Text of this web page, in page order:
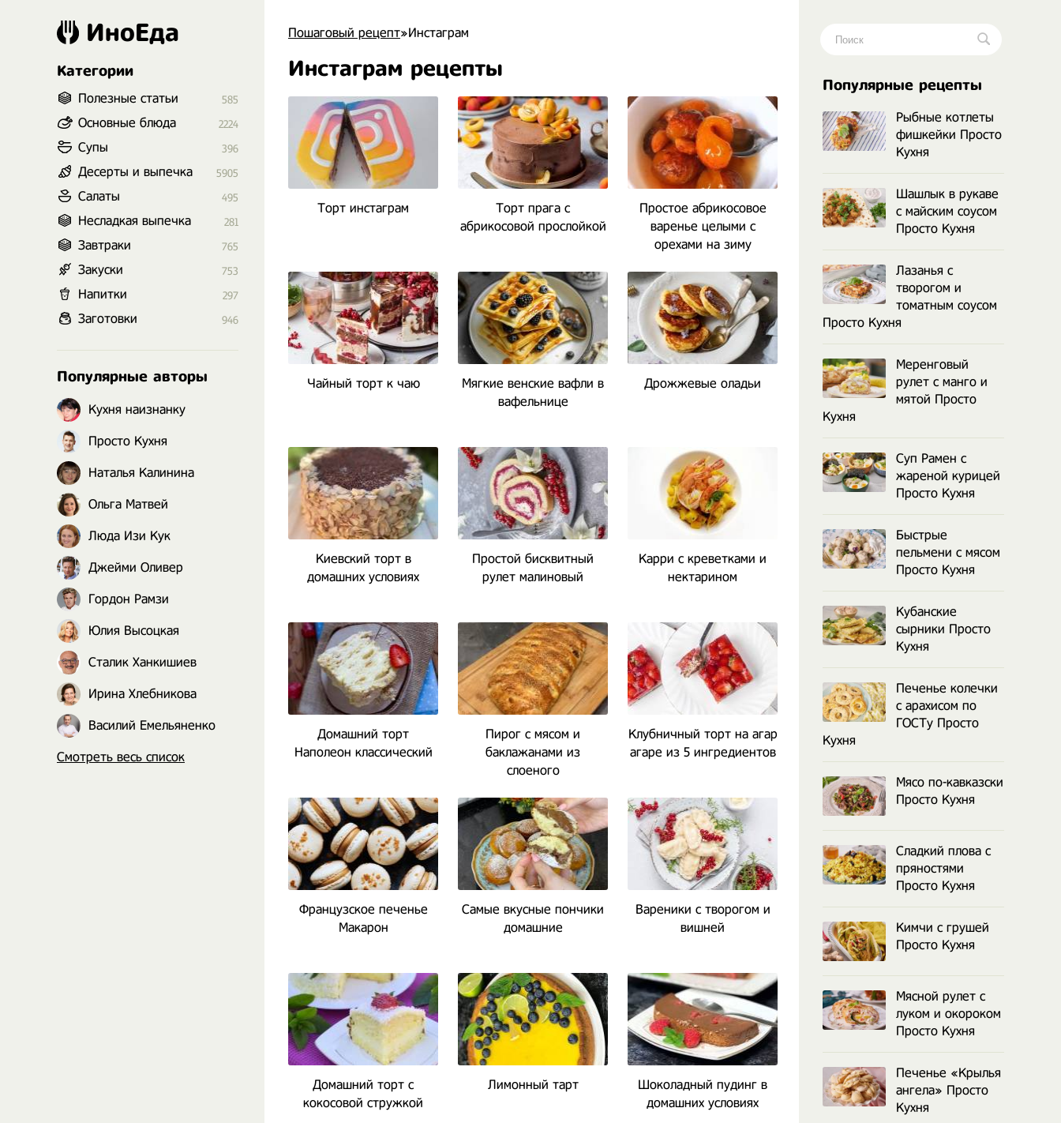
Пошаговый рецепт»Инстаграм
Инстаграм рецепты
Торт инстаграм
Торт прага с
абрикосовой прослойкой
Простое абрикосовое
варенье целыми с
орехами на зиму
Чайный торт к чаю
Мягкие венские вафли в
вафельнице
Дрожжевые оладьи
Киевский торт в
домашних условиях
Простой бисквитный
рулет малиновый
Карри с креветками и
нектарином
Домашний торт
Наполеон классический
Пирог с мясом и
баклажанами из
слоеного
Клубничный торт на агар
агаре из 5 ингредиентов
Французское печенье
Макарон
Самые вкусные пончики
домашние
Вареники с творогом и
вишней
Домашний торт с
кокосовой стружкой
Лимонный тарт
Шоколадный пудинг в
домашних условиях
ИноЕда
Категории
Полезные статьи 585
Основные блюда 2224
Супы 396
Десерты и выпечка 5905
Салаты 495
Несладкая выпечка 281
Завтраки 765
Закуски 753
Напитки 297
Заготовки 946
Популярные авторы
Кухня наизнанку
Просто Кухня
Наталья Калинина
Ольга Матвей
Люда Изи Кук
Джейми Оливер
Гордон Рамзи
Юлия Высоцкая
Сталик Ханкишиев
Ирина Хлебникова
Василий Емельяненко
Смотреть весь список
Популярные рецепты
Рыбные котлеты
фишкейки Просто
Кухня
Шашлык в рукаве
с майским соусом
Просто Кухня
Лазанья с
творогом и
томатным соусом
Просто Кухня
Меренговый
рулет с манго и
мятой Просто
Кухня
Суп Рамен с
жареной курицей
Просто Кухня
Быстрые
пельмени с мясом
Просто Кухня
Кубанские
сырники Просто
Кухня
Печенье колечки
с арахисом по
ГОСТу Просто
Кухня
Мясо по-кавказски
Просто Кухня
Сладкий плова с
пряностями
Просто Кухня
Кимчи с грушей
Просто Кухня
Мясной рулет с
луком и окороком
Просто Кухня
Печенье «Крылья
ангела» Просто
Кухня